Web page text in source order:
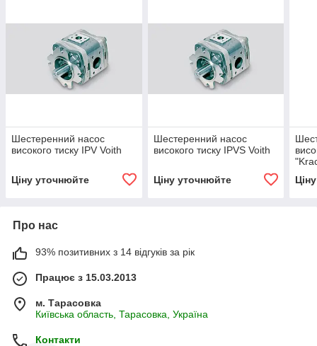
Шестеренний насос
високого тиску IPV Voith
Ціну уточнюйте
Шестеренний насос
високого тиску IPVS Voith
Ціну уточнюйте
Про нас
93% позитивних з 14 відгуків за рік
Працює з 15.03.2013
м. Тарасовка
Київська область, Тарасовка, Україна
Контакти